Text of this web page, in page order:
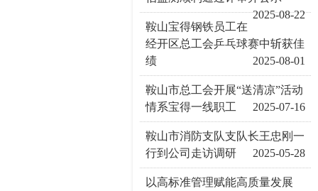
2025-08-22
鞍山宝得钢铁员工在
经开区总工会乒乓球赛中斩获佳
绩
2025-08-01
鞍山市总工会开展“送清凉”活动
情系宝得一线职工
2025-07-16
鞍山市消防支队支队长王忠刚一
行到公司走访调研
2025-05-28
以高标准管理赋能高质量发展